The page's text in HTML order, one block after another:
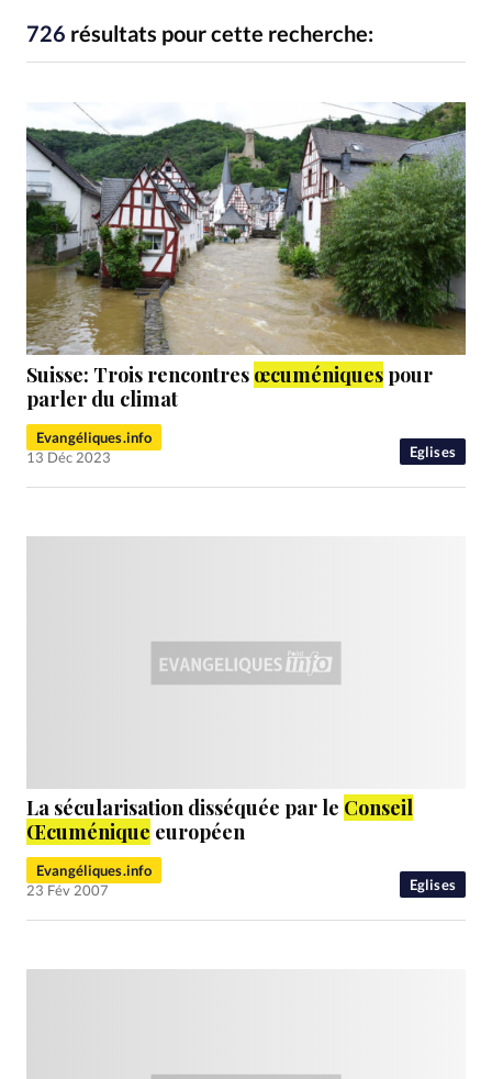
Toute l'actualité Bible Culture
Economie
Eglises
Histoire Laicité
Liberté religieuse
Société
726 résultats pour cette recherche:
Eglises
Suisse: Trois rencontres œcuméniques pour
parler du climat
Evangéliques.info
13 Déc 2023
Eglises
La sécularisation disséquée par le Conseil
Œcuménique européen
Evangéliques.info
23 Fév 2007